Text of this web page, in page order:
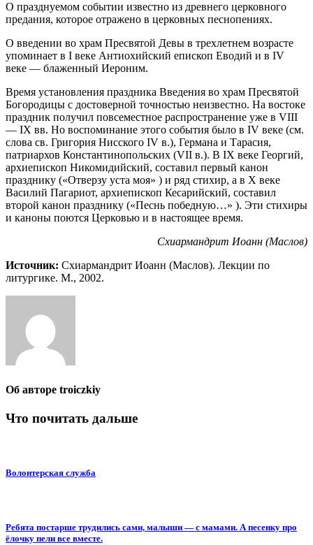
О празднуемом событии известно из древнего церковного
пре­дания, которое отражено в церковных песнопениях.
О введении во храм Пресвятой Девы в трехлетнем возрасте
упоминает в I веке Антиохийский епископ Еводий и в IV
веке — блаженный Иероним.
Время установления праздника Введения во храм Пресвятой
Богородицы с достоверной точностью неизвестно. На востоке
празд­ник получил повсеместное распространение уже в VIII
— IX вв. Но воспоминание этого события было в IV веке (см.
слова св. Григория Нисского IV в.), Германа и Тарасия,
патриархов Кон­стантинопольских (VII в.). В IX веке Георгий,
архиепископ Ни­комидийский, составил первый канон
празднику («Отверзу уста моя» ) и ряд стихир, а в Х веке
Василий Пагариот, архиепископ Кесарийский, составил
второй канон празднику («Песнь побед­ную…» ). Эти стихиры
и каноны поются Церковью и в настоящее время.
Схиармандрит Иоанн (Маслов)
Источник: Схиармандрит Иоанн (Маслов). Лекции по
литургике. М., 2002.
Об авторе troiczkiy
Что почитать дальше
Волонтерская служба
Ребята постарше трудились сами, малыши — с мамами. А песенку про
ёлочку пели все вместе.